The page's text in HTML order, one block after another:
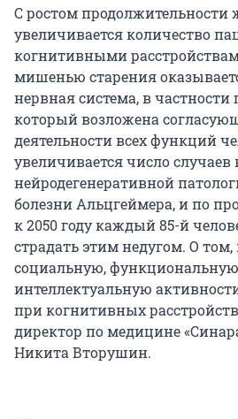
С ростом продолжительности
увеличивается количество
когнитивными
мишенью старения
нервная система, в частности
который возложена
деятельности всех функций
увеличивается число
нейродегенеративной
болезни Альцгеймера, и по
к 2050 году каждый 85-й
страдать этим недугом. О том,
социальную,
интеллектуальную
при когнитивных
директор по медицине
Никита Вторушин.